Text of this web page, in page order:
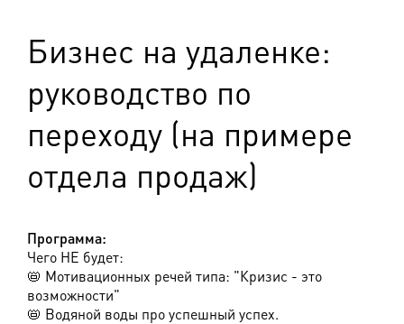
Бизнес на удаленке:
руководство по
переходу (на примере
отдела продаж)
Программа:
Чего НЕ будет:
📛 Мотивационных речей типа: "Кризис - это
возможности"
📛 Водяной воды про успешный успех.